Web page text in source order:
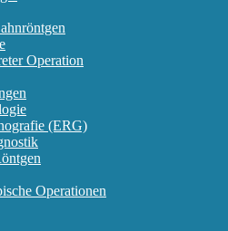
Operation
(ERG)
Operationen